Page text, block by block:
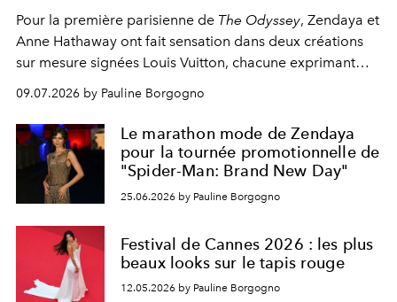
Pour la première parisienne de The Odyssey, Zendaya et
Anne Hathaway ont fait sensation dans deux créations
sur mesure signées Louis Vuitton, chacune exprimant
une vision singulière de l'élégance contemporaine.
09.07.2026 by Pauline Borgogno
Le marathon mode de Zendaya
pour la tournée promotionnelle de
"Spider-Man: Brand New Day"
25.06.2026 by Pauline Borgogno
Festival de Cannes 2026 : les plus
beaux looks sur le tapis rouge
12.05.2026 by Pauline Borgogno